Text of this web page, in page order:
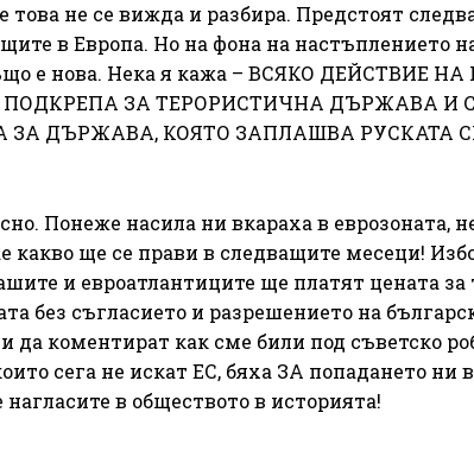
това не се вижда и разбира. Предстоят
в Европа. Но на фона на настъплението
е нова. Нека я кажа – ВСЯКО ДЕЙСТВИЕ
ЗА ТЕРОРИСТИЧНА ДЪРЖАВА И
ДЪРЖАВА, КОЯТО ЗАПЛАШВА РУСКАТА
Понеже насила ни вкараха в еврозоната,
какво ще се прави в следващите месеци!
и евроатлантиците ще платят цената за
без съгласието и разрешението на
коментират как сме били под съветско
сега не искат ЕС, бяха ЗА попадането ни
в обществото в историята!